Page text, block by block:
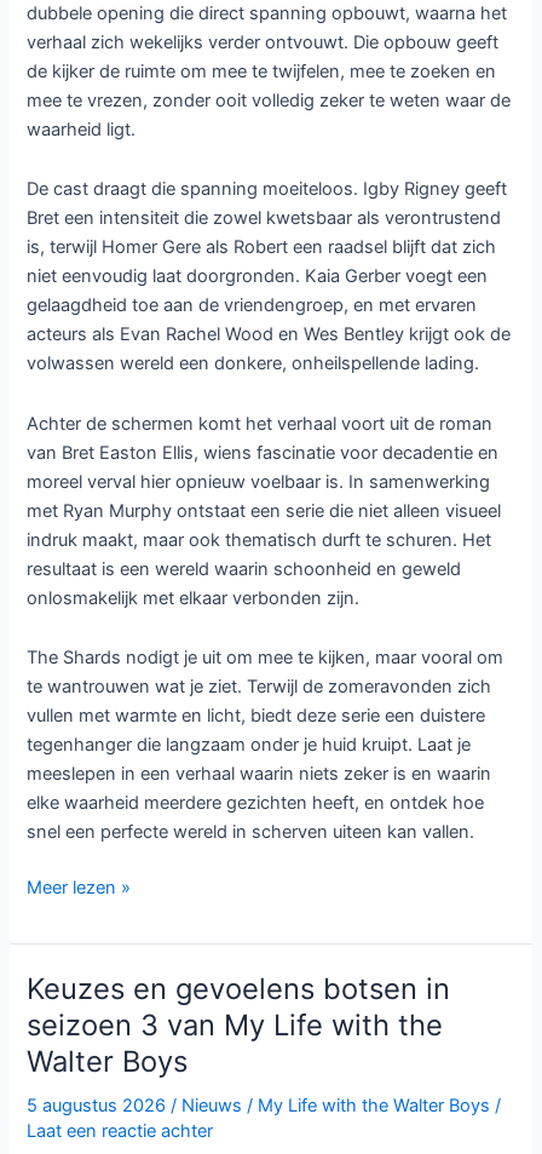
dubbele opening die direct spanning opbouwt, waarna het
verhaal zich wekelijks verder ontvouwt. Die opbouw geeft
de kijker de ruimte om mee te twijfelen, mee te zoeken en
mee te vrezen, zonder ooit volledig zeker te weten waar de
waarheid ligt.
De cast draagt die spanning moeiteloos. Igby Rigney geeft
Bret een intensiteit die zowel kwetsbaar als verontrustend
is, terwijl Homer Gere als Robert een raadsel blijft dat zich
niet eenvoudig laat doorgronden. Kaia Gerber voegt een
gelaagdheid toe aan de vriendengroep, en met ervaren
acteurs als Evan Rachel Wood en Wes Bentley krijgt ook de
volwassen wereld een donkere, onheilspellende lading.
Achter de schermen komt het verhaal voort uit de roman
van Bret Easton Ellis, wiens fascinatie voor decadentie en
moreel verval hier opnieuw voelbaar is. In samenwerking
met Ryan Murphy ontstaat een serie die niet alleen visueel
indruk maakt, maar ook thematisch durft te schuren. Het
resultaat is een wereld waarin schoonheid en geweld
onlosmakelijk met elkaar verbonden zijn.
The Shards nodigt je uit om mee te kijken, maar vooral om
te wantrouwen wat je ziet. Terwijl de zomeravonden zich
vullen met warmte en licht, biedt deze serie een duistere
tegenhanger die langzaam onder je huid kruipt. Laat je
meeslepen in een verhaal waarin niets zeker is en waarin
elke waarheid meerdere gezichten heeft, en ontdek hoe
snel een perfecte wereld in scherven uiteen kan vallen.
Donkere
en
paranoia
in
The
Shards
Disney+
Meer lezen »
Keuzes en gevoelens botsen in
seizoen 3 van My Life with the
Walter Boys
5 augustus 2026/ Nieuws / My Life with the Walter Boys /
Laat een reactie achter